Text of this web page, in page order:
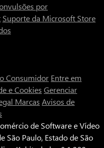
por
Suporte da Microsoft Store
Consumidor Entre em
e Cookies Gerenciar
Marcas Avisos de
de Software e Vídeo
São Paulo, Estado de São